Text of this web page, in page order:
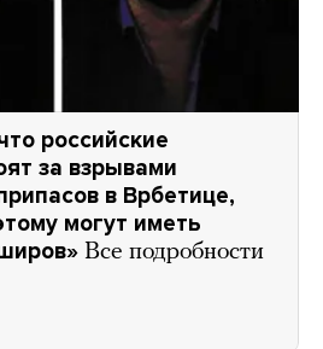
российские
за взрывами
в Врбетице,
могут иметь
Все подробности